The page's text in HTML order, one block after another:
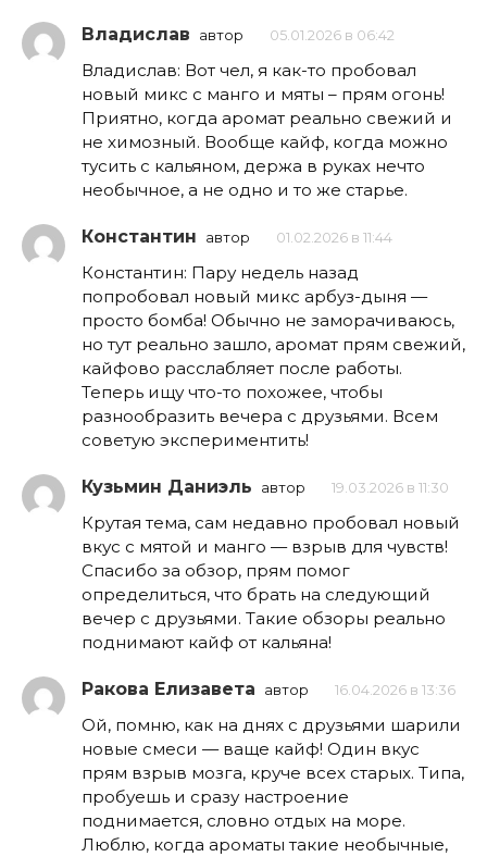
Владислав автор 05.01.2026 в 06:42
Владислав: Вот чел, я как-то пробовал
новый микс с манго и мяты – прям огонь!
Приятно, когда аромат реально свежий и
не химозный. Вообще кайф, когда можно
тусить с кальяном, держа в руках нечто
необычное, а не одно и то же старье.
Константин автор 01.02.2026 в 11:44
Константин: Пару недель назад
попробовал новый микс арбуз-дыня —
просто бомба! Обычно не заморачиваюсь,
но тут реально зашло, аромат прям свежий,
кайфово расслабляет после работы.
Теперь ищу что-то похожее, чтобы
разнообразить вечера с друзьями. Всем
советую экспериментить!
Кузьмин Даниэль автор 19.03.2026 в 11:30
Крутая тема, сам недавно пробовал новый
вкус с мятой и манго — взрыв для чувств!
Спасибо за обзор, прям помог
определиться, что брать на следующий
вечер с друзьями. Такие обзоры реально
поднимают кайф от кальяна!
Ракова Елизавета автор 16.04.2026 в 13:36
Ой, помню, как на днях с друзьями шарили
новые смеси — ваще кайф! Один вкус
прям взрыв мозга, круче всех старых. Типа,
пробуешь и сразу настроение
поднимается, словно отдых на море.
Люблю, когда ароматы такие необычные,